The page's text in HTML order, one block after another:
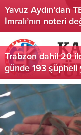
Yavuz Aydın’dan
İmralı’nın noteri
Trabzon dahil 20
günde 193 şüpheli